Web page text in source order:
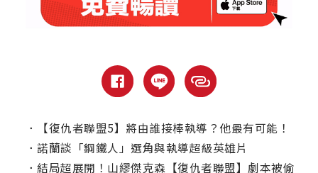
．
【復仇者聯盟5】將由誰接棒執導？他最有可能！
． 諾蘭談「鋼鐵人」選角與執導超級英雄片
． 結局超展開！山繆傑克森【復仇者聯盟】劇本被偷